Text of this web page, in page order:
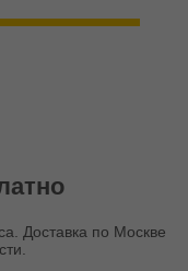
Доставка по Москве